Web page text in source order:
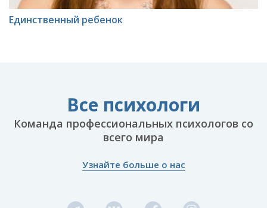
Единственный ребенок
Все психологи
Команда профессиональных психологов со
всего мира
Узнайте больше о нас